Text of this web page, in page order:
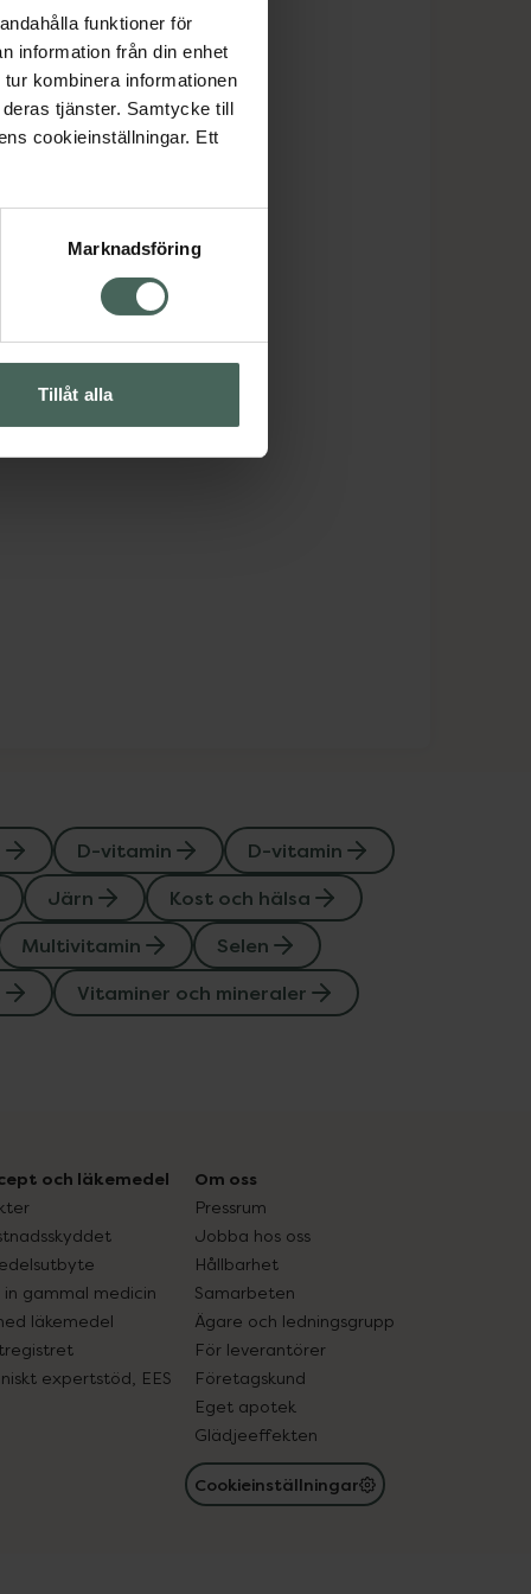
funktioner för
information från din enhet
kombinera informationen
tjänster. Samtycke till
cookieinställningar. Ett
Marknadsföring
Tillåt alla
D-vitamin
D-vitamin
Järn
Kost och hälsa
Multivitamin
Selen
Vitaminer och mineraler
och läkemedel
in gammal medicin
läkemedel
expertstöd, EES
Om oss
Pressrum
Jobba hos oss
Hållbarhet
Samarbeten
Ägare och ledningsgrupp
För leverantörer
Företagskund
Eget apotek
Glädjeeffekten
Cookieinställningar